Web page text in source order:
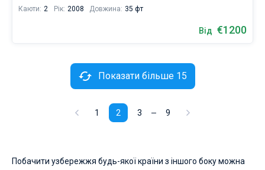
Каюти: 2 Рік: 2008 Довжина: 35 фт
Від €1200
1 2 3 9
Показати більше 15
Побачити узбережжя будь-якої країни з іншого боку можна